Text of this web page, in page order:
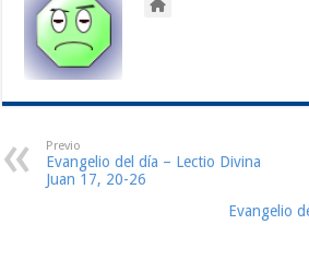
Previo
Evangelio del día – Lectio Divina
Juan 17, 20-26
Evangelio